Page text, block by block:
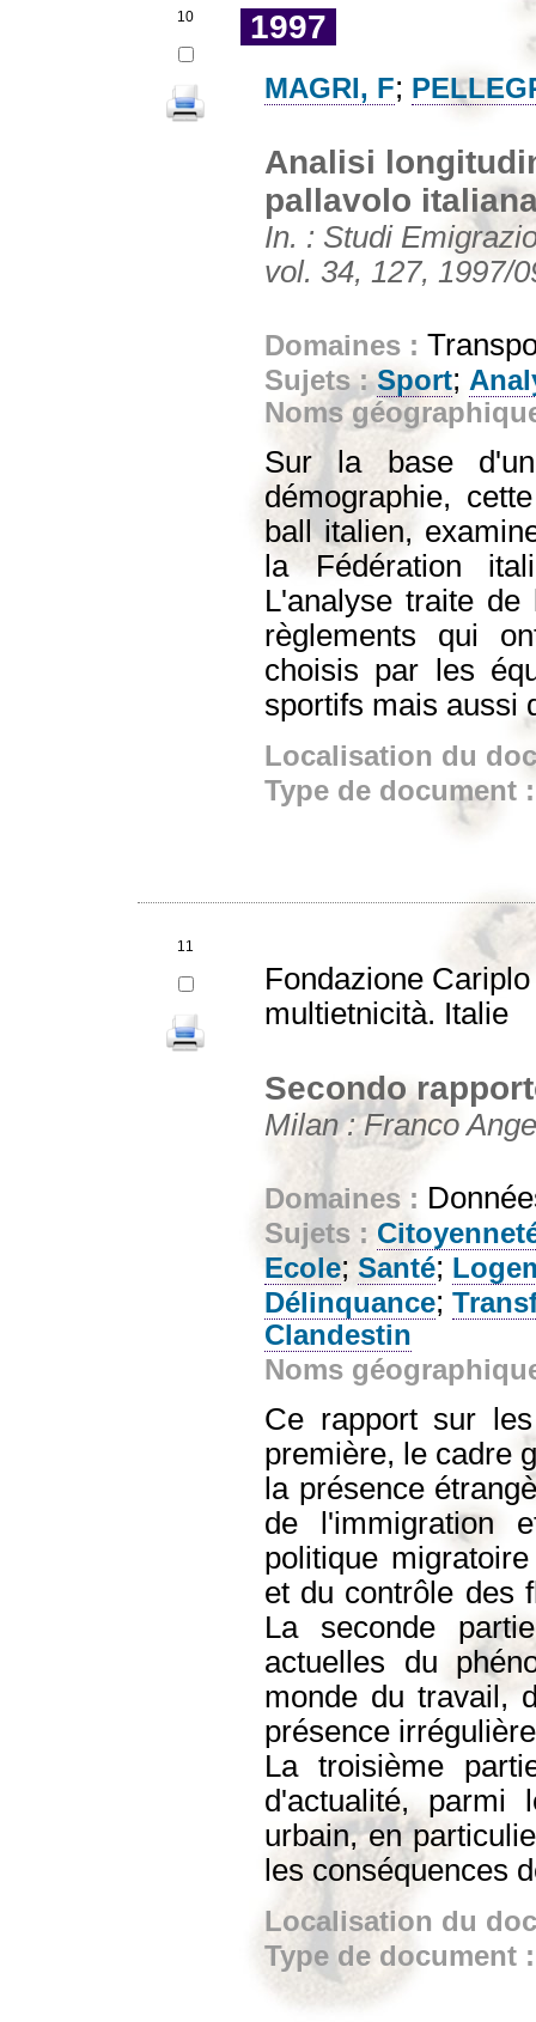
10 1997
MAGRI, F;
Analisi
pallavolo
In. : Studi
vol. 34, 127, 1997/
Domaines :
Sujets :Sport;
Noms
Sur la base
démographie,
ball italien,
la Fédération
L'analyse traite
règlements qui
choisis par les
sportifs mais aussi
Localisation du
Type de document
11
Fondazione
multietnicità. Italie
Secondo
Milan : Franco
Domaines :
Sujets :
Ecole; Santé;
Délinquance;
Clandestin
Noms
Ce rapport sur
première, le cadre
la présence
de l'immigration
politique
et du contrôle des
La seconde
actuelles du
monde du travail,
présence
La troisième
d'actualité, parmi
urbain, en
les conséquences
Localisation du
Type de document